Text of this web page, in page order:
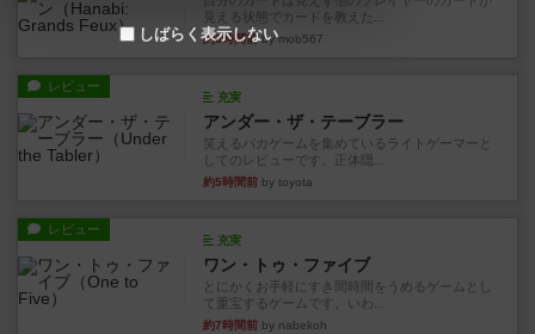
見える状態でカードを教えた...
約3時間前by mob567
レビュー
充実
アンダー・ザ・テーブラー
笑えるバカゲームを集めているライトゲーマーと
してのレビューです。正体隠...
約5時間前 by toyota
レビュー
充実
ワン・トゥ・ファイブ
とにかくお手軽にすき間時間をうめるゲームとし
て重宝するゲームです。いわ...
約7時間前 by nabekoh
しばらく表示しない